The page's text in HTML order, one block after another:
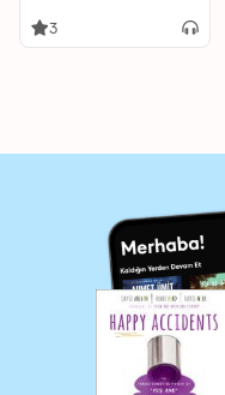
of "YES, AND" at
3